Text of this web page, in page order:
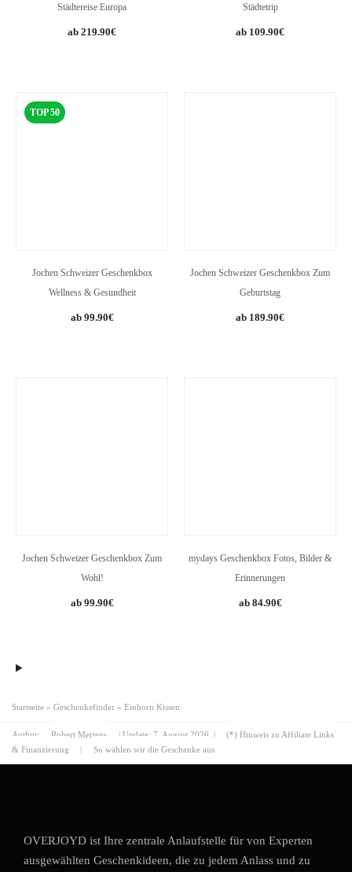
Städtereise Europa
219.90€
Städtetrip
109.90€
TOP 50
Jochen Schweizer Geschenkbox
Wellness & Gesundheit
99.90€
Jochen Schweizer Geschenkbox Zum
Geburtstag
189.90€
Jochen Schweizer Geschenkbox Zum
Wohl!
99.90€
mydays Geschenkbox Fotos, Bilder &
Erinnerungen
84.90€
Startseite » Geschenkefinder » Einhorn Kissen
Author: Robert Mertens | Update: 7. August 2026 |
(*) Hinweis zu Affiliate Links
& Finanzierung
| So wählen wir die Geschenke aus
OVERJOYD ist Ihre zentrale Anlaufstelle für von Experten
ausgewählten Geschenkideen, die zu jedem Anlass und zu